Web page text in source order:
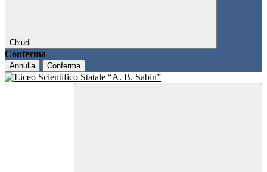
Chiudi
Conferma
Annulla Conferma